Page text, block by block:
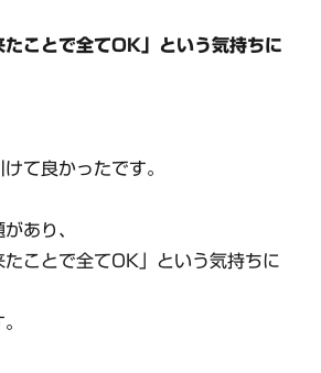
たことで全てOK」という気持ちに
て良かったです。
あり、
たことで全てOK」という気持ちに